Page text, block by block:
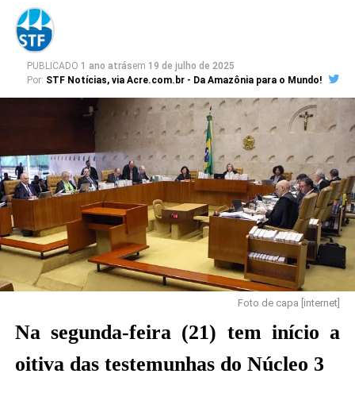
PUBLICADO 1 ano atrásem 19 de julho de 2025
Por: STF Notícias, via Acre.com.br - Da Amazônia para o Mundo!
Foto de capa [internet]
Na segunda-feira (21) tem início a
oitiva das testemunhas do Núcleo 3